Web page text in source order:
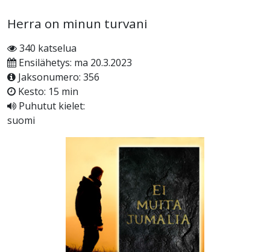
Herra on minun turvani
340 katselua
Ensilähetys: ma 20.3.2023
Jaksonumero: 356
Kesto: 15 min
Puhutut kielet:
suomi